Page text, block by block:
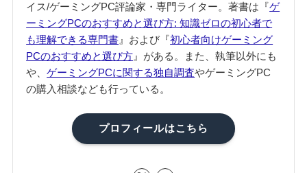
イス/ゲーミングPC評論家・専門ライター。著書は『ゲ
ーミングPCのおすすめと選び方: 知識ゼロの初心者で
も理解できる専門書 』および『初心者向けゲーミング
PCのおすすめと選び方 』がある。また、執筆以外にも
や、ゲーミングPCに関する独自調査やゲーミングPC
の購入相談なども行っている。
プロフィールはこちら